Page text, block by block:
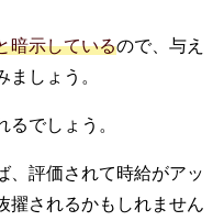
暗示しているので、与え
しょう。
でしょう。
、評価されて時給がアッ
擢されるかもしれません